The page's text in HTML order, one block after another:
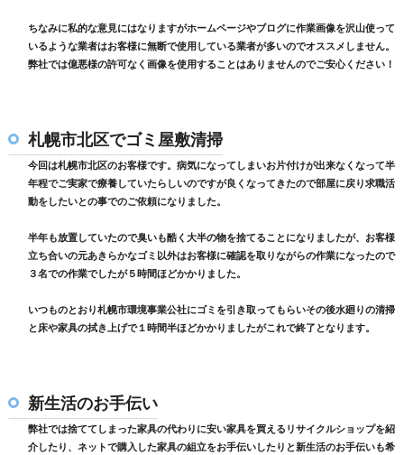
ちなみに私的な意見にはなりますがホームページやブログに作業画像を沢山使って
いるような業者はお客様に無断で使用している業者が多いのでオススメしません。
弊社では億悪様の許可なく画像を使用することはありませんのでご安心ください！
札幌市北区でゴミ屋敷清掃
今回は札幌市北区のお客様です。病気になってしまいお片付けが出来なくなって半
年程でご実家で療養していたらしいのですが良くなってきたので部屋に戻り求職活
動をしたいとの事でのご依頼になりました。
半年も放置していたので臭いも酷く大半の物を捨てることになりましたが、お客様
立ち合いの元あきらかなゴミ以外はお客様に確認を取りながらの作業になったので
３名での作業でしたが５時間ほどかかりました。
いつものとおり札幌市環境事業公社にゴミを引き取ってもらいその後水廻りの清掃
と床や家具の拭き上げで１時間半ほどかかりましたがこれで終了となります。
新生活のお手伝い
弊社では捨ててしまった家具の代わりに安い家具を買えるリサイクルショップを紹
介したり、ネットで購入した家具の組立をお手伝いしたりと新生活のお手伝いも希